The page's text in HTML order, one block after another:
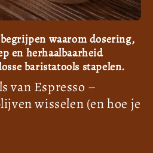
waarom dosering,
en herhaalbaarheid
baristatools stapelen.
van Espresso –
wisselen (en hoe je